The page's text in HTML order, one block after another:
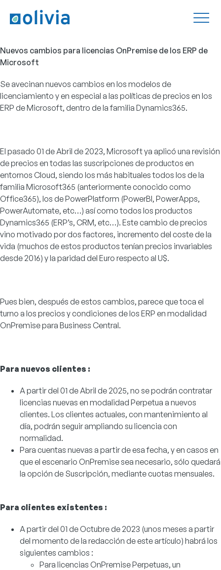
Nuevos cambios para licencias OnPremise de los ERP de
Microsoft
Se avecinan nuevos cambios en los modelos de
licenciamiento y en especial a las políticas de precios en los
ERP de Microsoft, dentro de la familia Dynamics365.
El pasado 01 de Abril de 2023, Microsoft ya aplicó una revisión
de precios en todas las suscripciones de productos en
entornos Cloud, siendo los más habituales todos los de la
familia Microsoft365 (anteriormente conocido como
Office365), los de PowerPlatform (PowerBI, PowerApps,
PowerAutomate, etc…) así como todos los productos
Dynamics365 (ERP’s, CRM, etc…). Este cambio de precios
vino motivado por dos factores, incremento del coste de la
vida (muchos de estos productos tenían precios invariables
desde 2016) y la paridad del Euro respecto al U$.
Pues bien, después de estos cambios, parece que toca el
turno a los precios y condiciones de los ERP en modalidad
OnPremise para Business Central.
Para nuevos clientes :
A partir del 01 de Abril de 2025, no se podrán contratar
licencias nuevas en modalidad Perpetua a nuevos
clientes. Los clientes actuales, con mantenimiento al
día, podrán seguir ampliando su licencia con
normalidad.
Para cuentas nuevas a partir de esa fecha, y en casos en
que el escenario OnPremise sea necesario, sólo quedará
la opción de Suscripción, mediante cuotas mensuales.
Para clientes existentes :
A partir del 01 de Octubre de 2023 (unos meses a partir
del momento de la redacción de este artículo) habrá los
siguientes cambios :
Para licencias OnPremise Perpetuas, un